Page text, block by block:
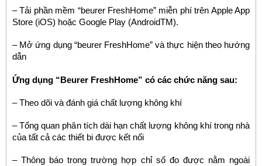
– Tải phần mềm “beurer FreshHome” miễn phí trên Apple App
Store (iOS) hoặc Google Play (AndroidTM).
– Mở ứng dụng “beurer FreshHome” và thực hiện theo hướng
dẫn
Ứng dụng “Beurer FreshHome” có các chức năng sau:
– Theo dõi và đánh giá chất lượng không khí
– Tổng quan phân tích dài hạn chất lượng không khí trong nhà
của tất cả các thiết bi được kết nối
– Thông báo trong trường hợp chỉ số đo được nằm ngoài